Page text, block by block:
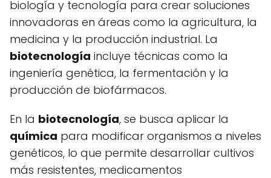
biología y tecnología para crear soluciones
innovadoras en áreas como la agricultura, la
medicina y la producción industrial. La
biotecnología incluye técnicas como la
ingeniería genética, la fermentación y la
producción de biofármacos.
En la biotecnología, se busca aplicar la
química para modificar organismos a niveles
genéticos, lo que permite desarrollar cultivos
más resistentes, medicamentos